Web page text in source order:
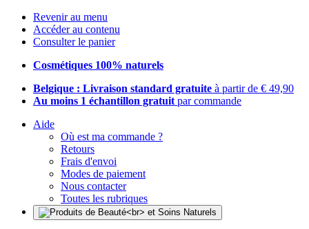
Revenir au menu
Accéder au contenu
Consulter le panier
Cosmétiques 100% naturels
Belgique : Livraison standard gratuite à partir de € 49,90
Au moins 1 échantillon gratuit par commande
Aide
Où est ma commande ?
Retours
Frais d'envoi
Modes de paiement
Nous contacter
Toutes les rubriques